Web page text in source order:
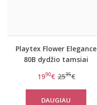
Playtex Flower Elegance
80B dydžio tamsiai
neriniuota liemenė
P5832
1990€ 2535€
DAUGIAU